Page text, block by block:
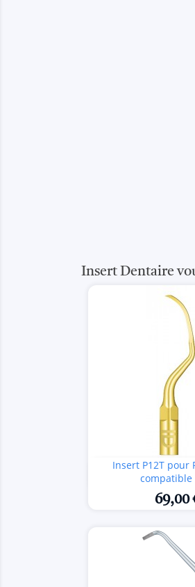
Insert Dentaire
Insert P12T pour
compatible
69,00
 Aperçu